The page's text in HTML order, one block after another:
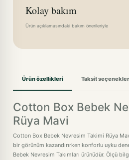
Kolay bakım
Ürün açıklamasındaki bakım önerileriyle
Ürün özellikleri Taksit
Cotton Box Bebek
Rüya Mavi
Cotton Box Bebek Nevresim Takimi Rüya
bir görünüm kazandırırken konforlu uyku
Bebek Nevresim Takımları ürünüdür. Ölçü